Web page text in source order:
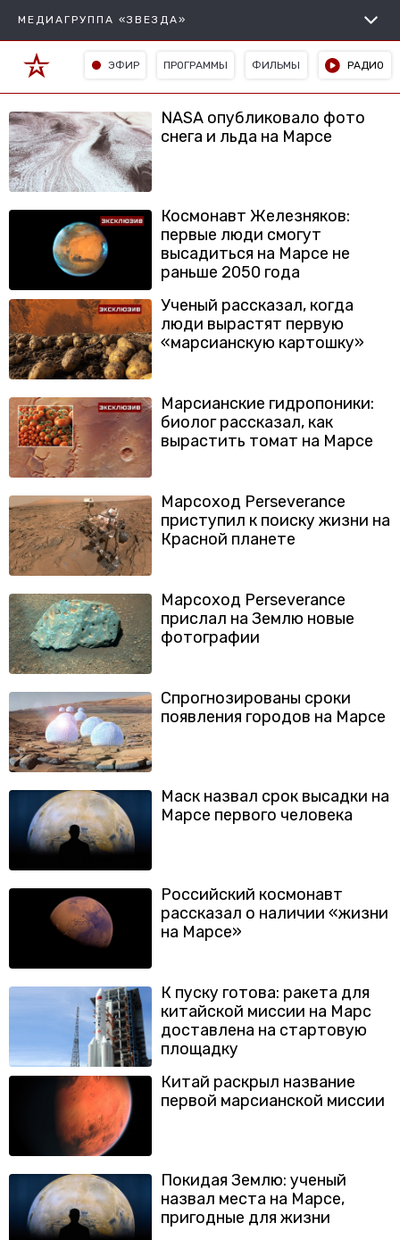
МЕДИАГРУППА «ЗВЕЗДА»
ЭФИР ПРОГРАММЫ ФИЛЬМЫ РАДИО
NASA опубликовало фото
снега и льда на Марсе
Космонавт Железняков:
первые люди смогут
высадиться на Марсе не
раньше 2050 года
Ученый рассказал, когда
люди вырастят первую
«марсианскую картошку»
Марсианские гидропоники:
биолог рассказал, как
вырастить томат на Марсе
Марсоход Perseverance
приступил к поиску жизни на
Красной планете
Марсоход Perseverance
прислал на Землю новые
фотографии
Спрогнозированы сроки
появления городов на Марсе
Маск назвал срок высадки на
Марсе первого человека
Российский космонавт
рассказал о наличии «жизни
на Марсе»
К пуску готова: ракета для
китайской миссии на Марс
доставлена на стартовую
площадку
Китай раскрыл название
первой марсианской миссии
Покидая Землю: ученый
назвал места на Марсе,
пригодные для жизни